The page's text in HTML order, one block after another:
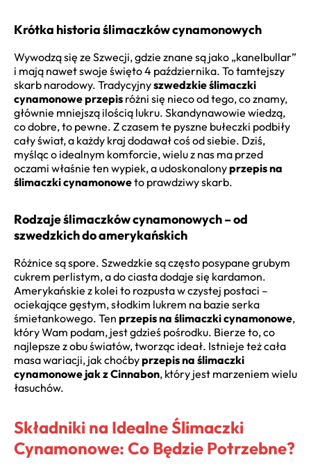
Krótka historia ślimaczków cynamonowych
Wywodzą się ze Szwecji, gdzie znane są jako „kanelbullar”
i mają nawet swoje święto 4 października. To tamtejszy
skarb narodowy. Tradycyjnyszwedzkie ślimaczki
cynamonowe przepis różni się nieco od tego, co znamy,
głównie mniejszą ilością lukru. Skandynawowie wiedzą,
co dobre, to pewne. Z czasem te pyszne bułeczki podbiły
cały świat, a każdy kraj dodawał coś od siebie. Dziś,
myśląc o idealnym komforcie, wielu z nas ma przed
oczami właśnie ten wypiek, a udoskonalonyprzepis na
ślimaczki cynamonoweto prawdziwy skarb.
Rodzaje ślimaczków cynamonowych – od
szwedzkich do amerykańskich
Różnice są spore. Szwedzkie są często posypane grubym
cukrem perlistym, a do ciasta dodaje się kardamon.
Amerykańskie z kolei to rozpusta w czystej postaci –
ociekające gęstym, słodkim lukrem na bazie serka
śmietankowego. Ten przepis na ślimaczki cynamonowe,
który Wam podam, jest gdzieś pośrodku. Bierze to, co
najlepsze z obu światów, tworząc ideał. Istnieje też cała
masa wariacji, jak choćbyprzepis na ślimaczki
cynamonowe jak z Cinnabon, który jest marzeniem wielu
łasuchów.
Składniki na Idealne Ślimaczki
Cynamonowe: Co Będzie Potrzebne?